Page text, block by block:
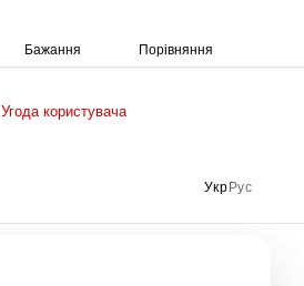
Бажання Порівняння
Угода користувача
Укр Рус